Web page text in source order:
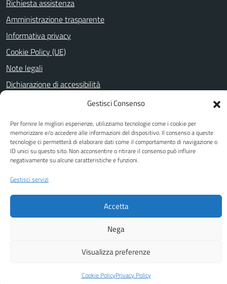
Gestisci Consenso
Per fornire le migliori esperienze, utilizziamo tecnologie come i cookie per
memorizzare e/o accedere alle informazioni del dispositivo. Il consenso a queste
tecnologie ci permetterà di elaborare dati come il comportamento di navigazione o
ID unici su questo sito. Non acconsentire o ritirare il consenso può influire
negativamente su alcune caratteristiche e funzioni.
Gestisci servizi
Accetta
Nega
Visualizza preferenze
Cookie PolicyPrivacy Policy
Richiesta assistenza
Amministrazione trasparente
Informativa privacy
Cookie Policy (UE)
Note legali
Dichiarazione di accessibilità
SEGUICI SU
Facebook
Attuazione Misure PNRR
Piano di miglioramento del sito